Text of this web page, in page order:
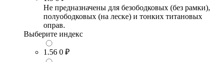
Не предназначены для безободковых (без рамки),
полуободковых (на леске) и тонких титановых
оправ.
Выберите индекс
1.56 0 ₽